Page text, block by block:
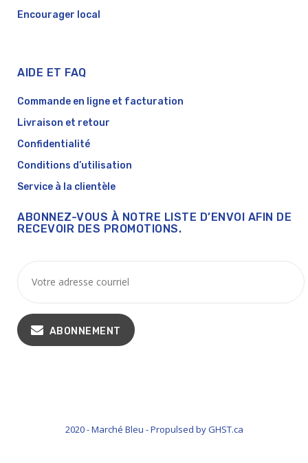
Encourager local
AIDE ET FAQ
Commande en ligne et facturation
Livraison et retour
Confidentialité
Conditions d’utilisation
Service à la clientèle
ABONNEZ-VOUS À NOTRE LISTE D’ENVOI AFIN DE
RECEVOIR DES PROMOTIONS.
ABONNEMENT
2020 - Marché Bleu - Propulsed by GHST.ca